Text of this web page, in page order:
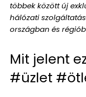
többek között új
hálózati
országban és
Mit jelent
#üzlet